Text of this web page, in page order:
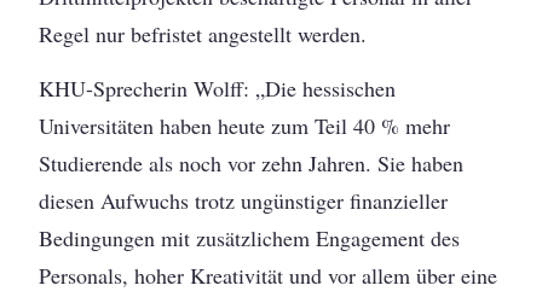
Regel nur befristet angestellt werden.
KHU-Sprecherin Wolff: „Die hessischen
Universitäten haben heute zum Teil 40 % mehr
Studierende als noch vor zehn Jahren. Sie haben
diesen Aufwuchs trotz ungünstiger finanzieller
Bedingungen mit zusätzlichem Engagement des
Personals, hoher Kreativität und vor allem über eine